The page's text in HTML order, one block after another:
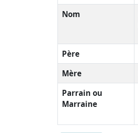
Nom
Père
Mère
Parrain ou
Marraine